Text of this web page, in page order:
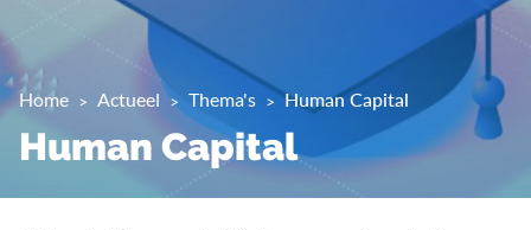
Home Actueel Thema's Human Capital
Human Capital